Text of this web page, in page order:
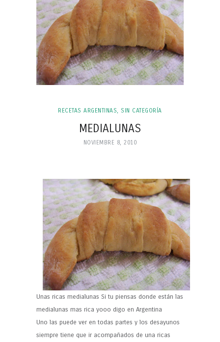
RECETAS ARGENTINAS ,SIN CATEGORÍA
MEDIALUNAS
NOVIEMBRE 8, 2010
Unas ricas medialunas Si tu piensas donde están las
medialunas mas rica yooo digo en Argentina
Uno las puede ver en todas partes y los desayunos
siempre tiene que ir acompañados de una ricas